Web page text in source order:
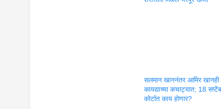
सलमान खाननंतर आमिर खानही
कायद्याच्या कचाट्यात; 18
कोर्टात काय होणार?